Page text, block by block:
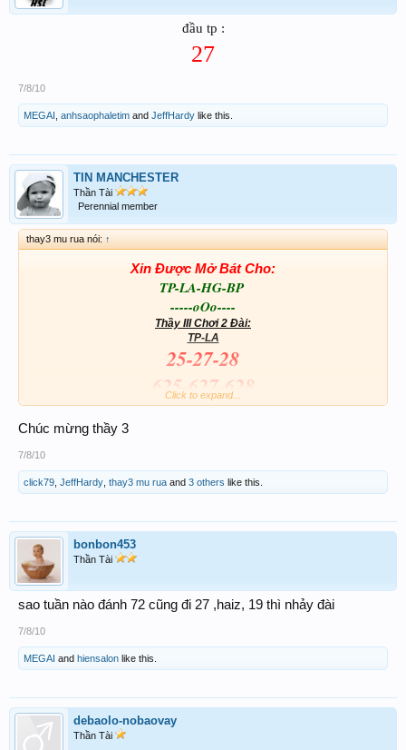
đầu tp :
27
7/8/10
MEGAI anhsaophaletim and JeffHardy like this.
TIN MANCHESTER
Thần Tài
Perennial member
thay3 mu rua nói: ↑
Xin Được Mở Bát Cho:
TP-LA-HG-BP ‎
-----oOo----
Thầy III Chơi 2 Đài:
TP-LA
25-27-28
625-627-628
Chúc ACE Bigwin
Click to expand...
Chúc mừng thầy 3
7/8/10
click79 JeffHardy thay3 mu rua and 3 others like this.
bonbon453
Thần Tài
sao tuần nào đánh 72 cũng đi 27 ,haiz, 19 thì nhảy đài
7/8/10
MEGAI and hiensalon like this.
debaolo-nobaovay
Thần Tài